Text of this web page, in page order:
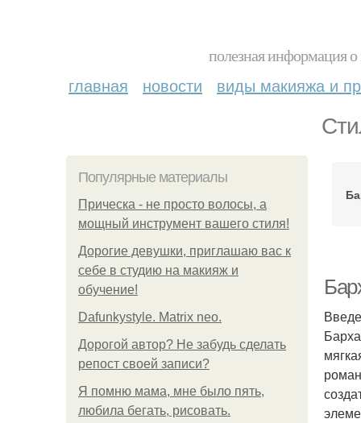
полезная информация
главная новости виды макияжа и
Популярные материалы
Прическа - не просто волосы, а
мощный инструмент вашего стиля!
Дорогие девушки, приглашаю вас к
себе в студию на макияж и
обучение!
Dafunkystyle. Matrix neo.
Дорогой автор? Не забудь сделать
репост своей записи?
Я помню мама, мне было пять,
любила бегать, рисовать.